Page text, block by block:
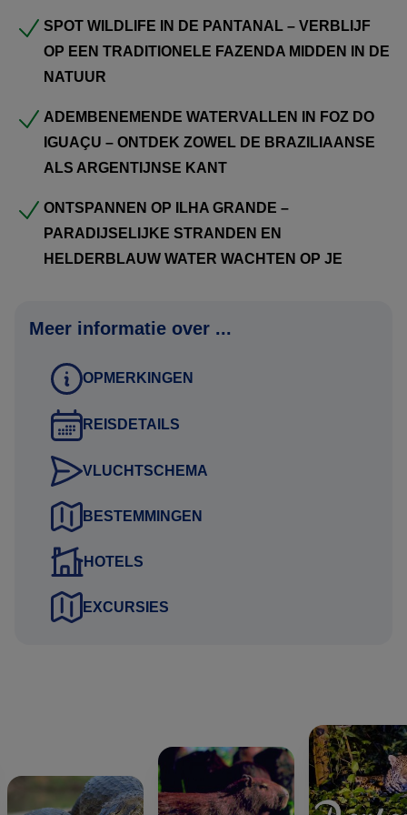
Namen zoals vermeld in het paspoort
Geboortedata
Paspoortnummers
Mobiel nummer waarop het reisgezelschap tijdens de reis
tijdens de reis
Deze gegevens kunt u via het aanvraag tabblad van het
Uitkijkend naar uw reactie.
Hartelijke groet namens het Brazilie Reis Specialist team,
Gustavo Lucena Lage
Reisadviseur
SPOT WILDLIFE IN DE PANTANAL – VERBLIJF
OP EEN TRADITIONELE FAZENDA MIDDEN IN DE
NATUUR
ADEMBENEMENDE WATERVALLEN IN FOZ DO
IGUAÇU – ONTDEK ZOWEL DE BRAZILIAANSE
ALS ARGENTIJNSE KANT
ONTSPANNEN OP ILHA GRANDE –
PARADIJSELIJKE STRANDEN EN
HELDERBLAUW WATER WACHTEN OP JE
Meer informatie over ...
OPMERKINGEN
REISDETAILS
VLUCHTSCHEMA
BESTEMMINGEN
HOTELS
EXCURSIES